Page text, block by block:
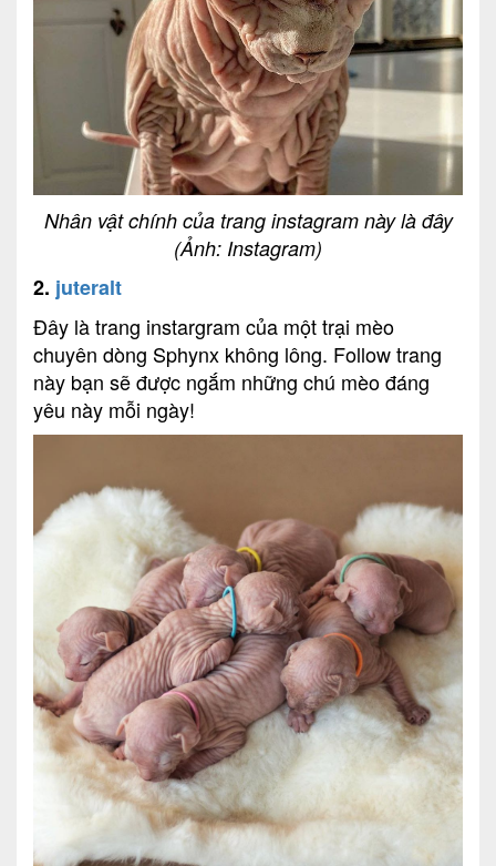
Nhân vật chính của trang instagram này là đây
(Ảnh: Instagram)
2. juteralt
Đây là trang instargram của một trại mèo
chuyên dòng Sphynx không lông. Follow trang
này bạn sẽ được ngắm những chú mèo đáng
yêu này mỗi ngày!